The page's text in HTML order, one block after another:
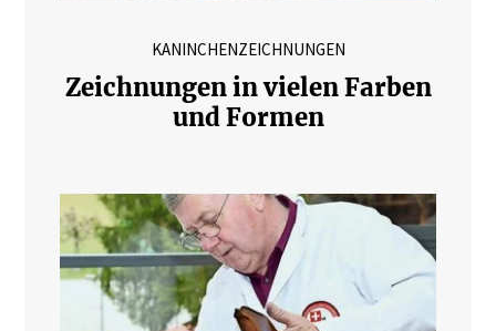
KANINCHENZEICHNUNGEN
Zeichnungen in vielen Farben
und Formen